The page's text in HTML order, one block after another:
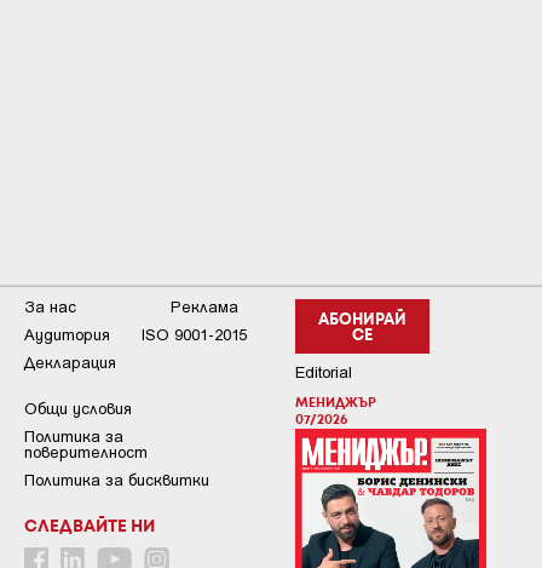
АБОНИРАЙ
СЕ
Editorial
МЕНИДЖЪР
07/2026
За нас
Реклама
Аудитория
ISO 9001-2015
Декларация
Общи условия
Пoлитикa зa
пoвepитeлнocт
Политика за бисквитки
СЛЕДВАЙТЕ НИ